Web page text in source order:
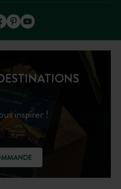
inspirer !